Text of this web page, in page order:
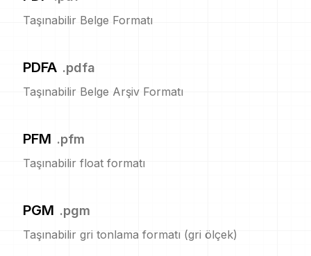
Taşınabilir Belge Formatı
PDFA .pdfa
Taşınabilir Belge Arşiv Formatı
PFM .pfm
Taşınabilir float formatı
PGM .pgm
Taşınabilir gri tonlama formatı (gri ölçek)